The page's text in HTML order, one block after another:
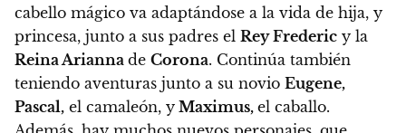
cabello mágico va adaptándose a la vida de hija, y
princesa, junto a sus padres el Rey Frederic y la
Reina Arianna de Corona. Continúa también
teniendo aventuras junto a su novio Eugene,
Pascal, el camaleón, y Maximus, el caballo.